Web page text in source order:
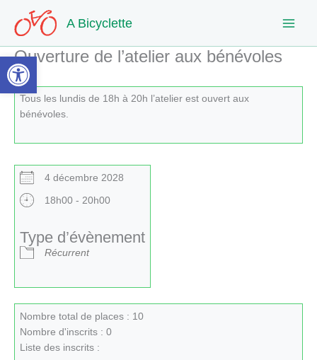
Ouvrir la barre d’outils
contenu
A Bicyclette
Ouverture de l’atelier aux bénévoles
Tous les lundis de 18h à 20h l’atelier est ouvert aux
bénévoles.
4 décembre 2028
18h00 - 20h00
Type d’évènement
Récurrent
Nombre total de places : 10
Nombre d'inscrits : 0
Liste des inscrits :